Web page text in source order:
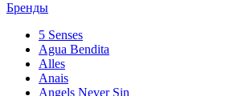
Бренды
5 Senses
Agua Bendita
Alles
Anais
Angels Never Sin